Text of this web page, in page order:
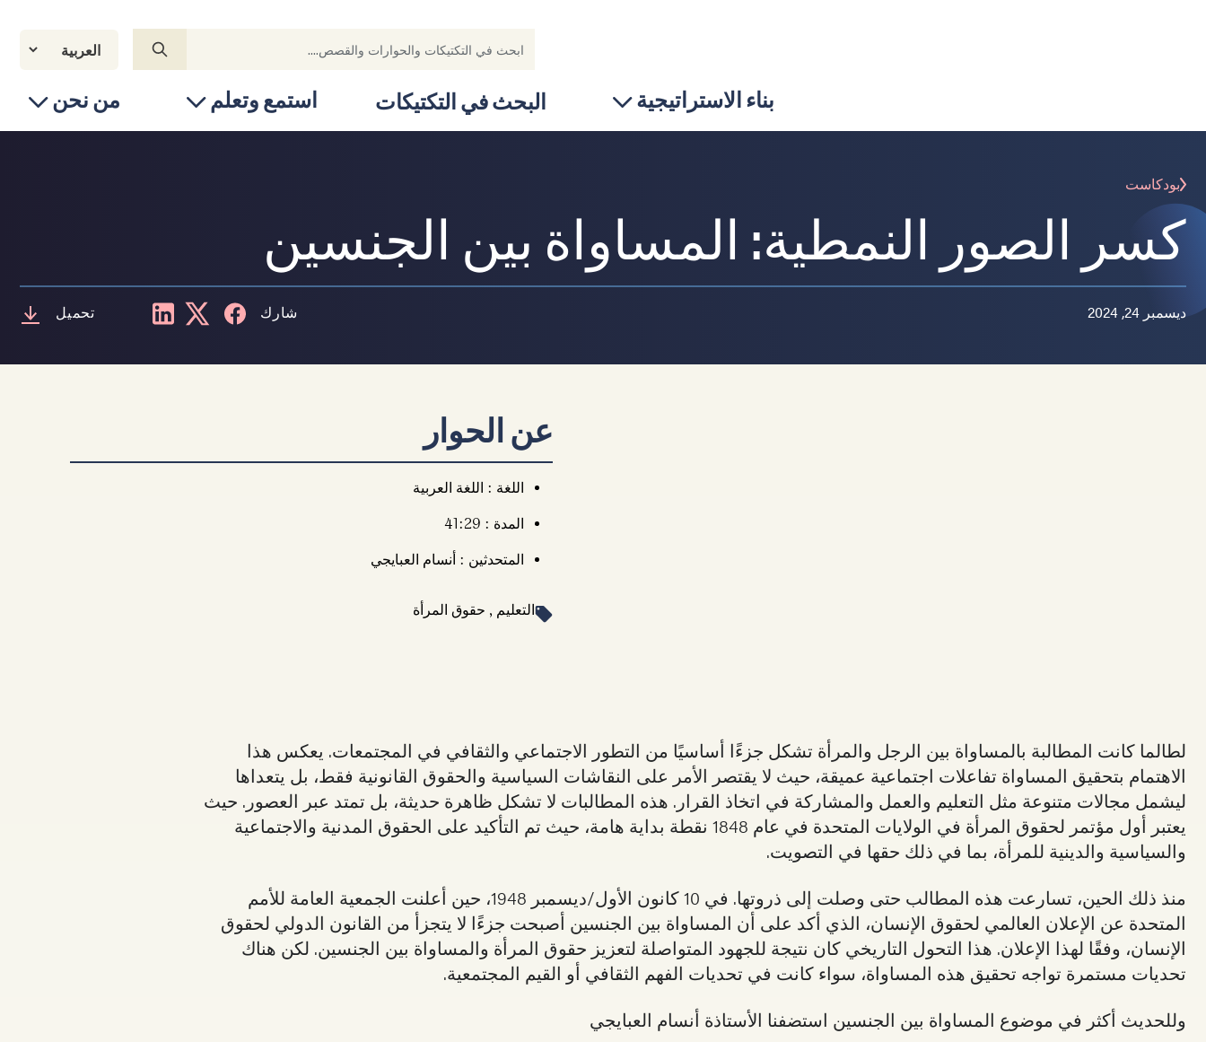
بناء الاستراتيجية البحث في التكتيكات استمع وتعلم من نحن
بودكاست
كسر الصور النمطية: المساواة بين الجنسين
ديسمبر 24, 2024 شارك تحميل
عن الحوار
اللغة : اللغة العربية
المدة : 41:29
المتحدثين : أنسام العبايجي
التعليم , حقوق المرأة
لطالما كانت المطالبة بالمساواة بين الرجل والمرأة تشكل جزءًا أساسيًا من التطور الاجتماعي والثقافي في المجتمعات. يعكس هذا
الاهتمام بتحقيق المساواة تفاعلات اجتماعية عميقة، حيث لا يقتصر الأمر على النقاشات السياسية والحقوق القانونية فقط، بل يتعداها
ليشمل مجالات متنوعة مثل التعليم والعمل والمشاركة في اتخاذ القرار. هذه المطالبات لا تشكل ظاهرة حديثة، بل تمتد عبر العصور. حيث
يعتبر أول مؤتمر لحقوق المرأة في الولايات المتحدة في عام 1848 نقطة بداية هامة، حيث تم التأكيد على الحقوق المدنية والاجتماعية
والسياسية والدينية للمرأة، بما في ذلك حقها في التصويت.
منذ ذلك الحين، تسارعت هذه المطالب حتى وصلت إلى ذروتها. في 10 كانون الأول/ديسمبر 1948، حين أعلنت الجمعية العامة للأمم
المتحدة عن الإعلان العالمي لحقوق الإنسان، الذي أكد على أن المساواة بين الجنسين أصبحت جزءًا لا يتجزأ من القانون الدولي لحقوق
الإنسان، وفقًا لهذا الإعلان. هذا التحول التاريخي كان نتيجة للجهود المتواصلة لتعزيز حقوق المرأة والمساواة بين الجنسين. لكن هناك
تحديات مستمرة تواجه تحقيق هذه المساواة، سواء كانت في تحديات الفهم الثقافي أو القيم المجتمعية.
وللحديث أكثر في موضوع المساواة بين الجنسين استضفنا الأستاذة أنسام العبايجي